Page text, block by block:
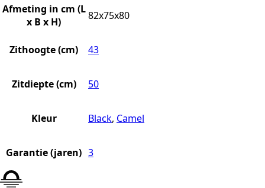
Afmeting in cm (L
x B x H)
82x75x80
Zithoogte (cm) 43
Zitdiepte (cm) 50
Kleur Black, Camel
Garantie (jaren) 3